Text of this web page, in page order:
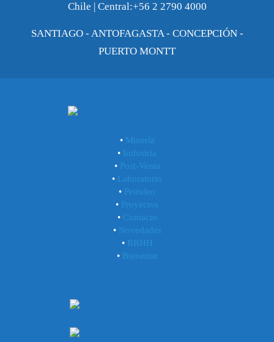
Chile | Central:+56 2 2790 4000
SANTIAGO - ANTOFAGASTA - CONCEPCIÓN -
PUERTO MONTT
•Minería
• Industria
• Post-Venta
• Laboratorio
• Petroleo
• Proyectos
• Contacto
• Novedades
• RRHH
• Bienestar